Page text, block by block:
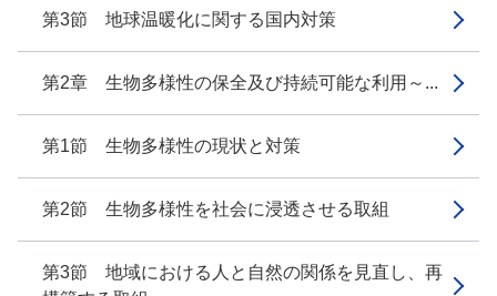
第3節 地球温暖化に関する国内対策
第2章 生物多様性の保全及び持続可能な利用～...
第1節 生物多様性の現状と対策
第2節 生物多様性を社会に浸透させる取組
第3節 地域における人と自然の関係を見直し、再